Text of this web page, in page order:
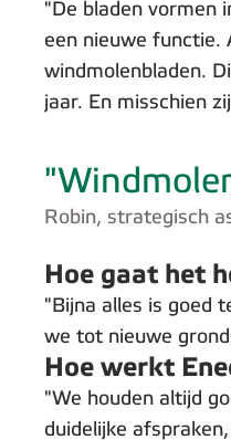
"De bladen vormen
een nieuwe functie.
windmolenbladen.
jaar. En misschien
Robin, strategisch
Hoe gaat het
"Bijna alles is goed
we tot nieuwe
Hoe werkt
"We houden altijd
duidelijke